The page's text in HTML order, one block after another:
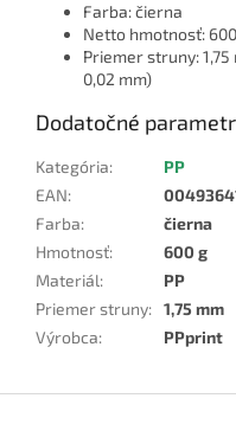
Farba: čierna
Netto hmotnosť:
Priemer struny:
0,02 mm)
Dodatočné
Kategória:
PP
EAN:
Farba:
čierna
Hmotnosť:
600 g
Materiál:
PP
Priemer struny: 1,75 mm
Výrobca: PPprint